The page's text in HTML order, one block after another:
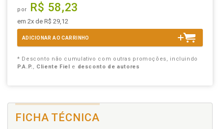
por R$ 58,23
em 2x de R$ 29,12
ADICIONAR AO CARRINHO
* Desconto não cumulativo com outras promoções, incluindo
P.A.P., Cliente Fiel e desconto de autores
FICHA TÉCNICA